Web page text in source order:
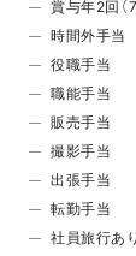
賞与年2回
時間外手当
役職手当
職能手当
販売手当
撮影手当
出張手当
転勤手当
社員旅行あり